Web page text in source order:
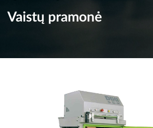
Vaistų pramonė